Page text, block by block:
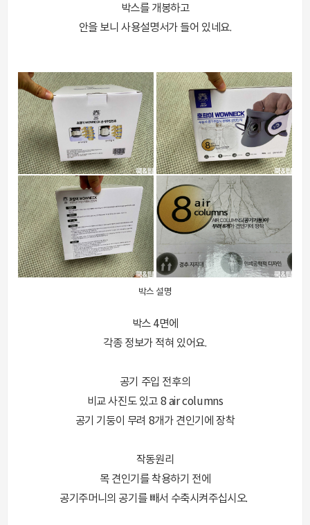
박스를 개봉하고
안을 보니 사용설명서가 들어 있네요.
박스 설명
박스 4면에
각종 정보가 적혀 있어요.
공기 주입 전후의
비교 사진도 있고 8 air columns
공기 기둥이 무려 8개가 견인기에 장착
작동원리
목 견인기를 착용하기 전에
공기주머니의 공기를 빼서 수축시켜주십시오.